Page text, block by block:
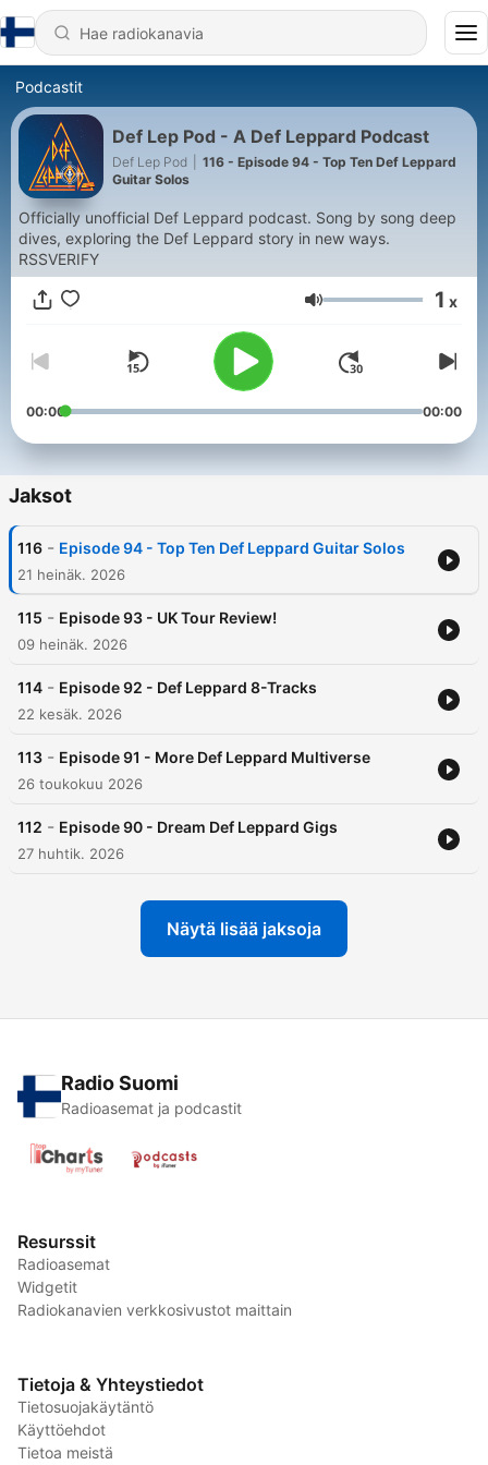
Podcastit
Def Lep Pod - A Def Leppard Podcast
Def Lep Pod
116 - Episode 94 - Top Ten Def Leppard
Guitar Solos
Officially unofficial Def Leppard podcast. Song by song deep
dives, exploring the Def Leppard story in new ways.
RSSVERIFY
Äänenvoimakkuus
1 x
00:00 00:00
Jaksot
116 - Episode 94 - Top Ten Def Leppard Guitar Solos
21 heinäk. 2026
115 - Episode 93 - UK Tour Review!
09 heinäk. 2026
114 - Episode 92 - Def Leppard 8-Tracks
22 kesäk. 2026
113 - Episode 91 - More Def Leppard Multiverse
26 toukokuu 2026
112 - Episode 90 - Dream Def Leppard Gigs
27 huhtik. 2026
Näytä lisää jaksoja
Radio Suomi
Radioasemat ja podcastit
Resurssit
Radioasemat
Widgetit
Radiokanavien verkkosivustot maittain
Tietoja & Yhteystiedot
Tietosuojakäytäntö
Käyttöehdot
Tietoa meistä